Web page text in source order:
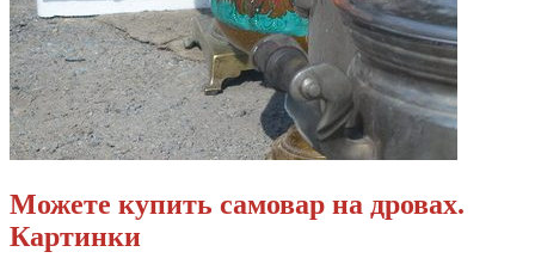
Можете купить самовар на дровах.
Картинки